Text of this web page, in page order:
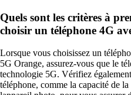
Quels sont les critères à
choisir un téléphone 4G
Lorsque vous choisissez un
5G Orange, assurez-vous que le
technologie 5G. Vérifiez
téléphone, comme la capacité de